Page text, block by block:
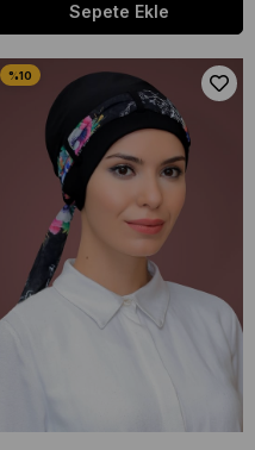
Sepete Ekle